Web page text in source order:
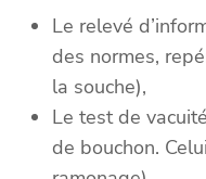
Le relevé
des normes,
la souche),
Le test de
de bouchon.